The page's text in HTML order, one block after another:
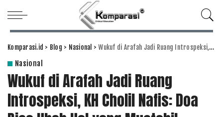
Komparasi.id > Blog > Nasional >Wukuf di Arafah Jadi Ruang Introspeksi, KH Cholil Nafis: Doa Bisa Ubah Hal yang Mustahil
Nasional
Wukuf di Arafah Jadi Ruang
Introspeksi, KH Cholil Nafis: Doa